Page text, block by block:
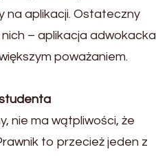
na aplikacji. Ostateczny
– aplikacja adwokacka
poważaniem.
nie ma wątpliwości, że
to przecież jeden z